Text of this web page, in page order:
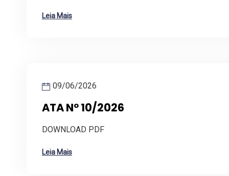
Leia Mais
09/06/2026
ATA Nº 10/2026
DOWNLOAD PDF
Leia Mais